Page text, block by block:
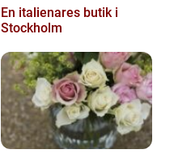
En italienares butik i
Stockholm